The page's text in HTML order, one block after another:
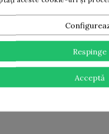
Pentru aceasta te
noastre de contact din
Respinge
Acceptă